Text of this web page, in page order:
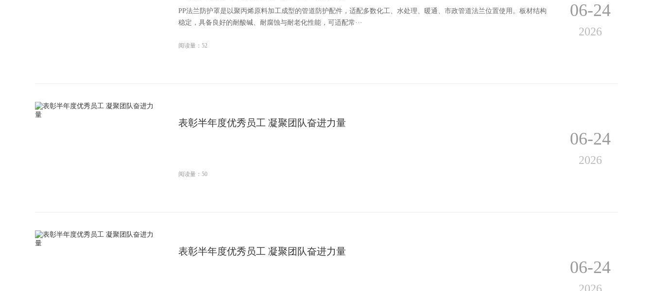
PP法兰防护罩是以聚丙烯原料加工成型的管道防护配件，适配多数化工、水处理、暖通、市政管道法兰位置使用。板材结构
稳定，具备良好的耐酸碱、耐腐蚀与耐老化性能，可适配常···
阅读量：52
06-24
2026
表彰半年度优秀员工 凝聚团队奋进力量
阅读量：50
06-24
2026
表彰半年度优秀员工 凝聚团队奋进力量
06-24